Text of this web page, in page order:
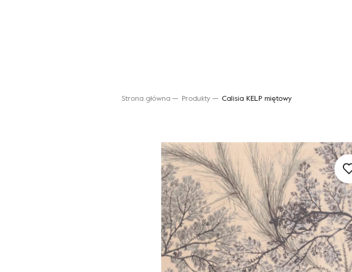
Strona główna Produkty Calisia KELP miętowy
Wyszukaj produkt